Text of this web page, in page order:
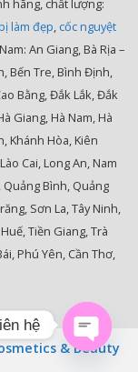
hãng, chất lượng:
làm đẹp, cốc nguyệt
An Giang, Bà Rịa –
Bến Tre, Bình Định,
Bằng, Đắk Lắk, Đắk
Giang, Hà Nam, Hà
Khánh Hòa, Kiên
Cai, Long An, Nam
Bình, Quảng
Sơn La, Tây Ninh,
Tiền Giang, Trà
Phú Yên, Cần Thơ,
& Beauty
hệ
Open